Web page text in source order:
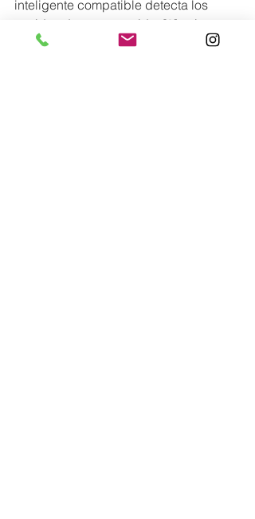
inteligente compatible detecta los
sonidos de sus ronquidos [8] , mientras
que su reloj inteligente mide su nivel